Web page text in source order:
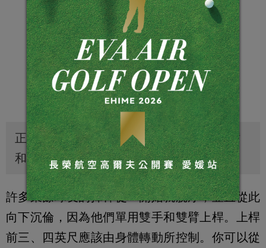
正確揮桿的秘訣在於利用身體轉動統合雙臂
和球桿的移動。
許多業餘球友的揮桿從一開始就脫序，並且從此
向下沉倫，因為他們單用雙手和雙臂上桿。上桿
前三、四英尺應該由身體轉動所控制。你可以從